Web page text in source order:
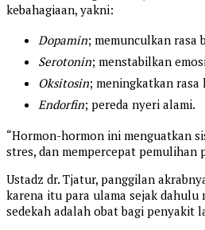
kebahagiaan, yakni:
Dopamin; memunculkan rasa
Serotonin; menstabilkan
Oksitosin; meningkatkan rasa
Endorfin; pereda nyeri alami.
“Hormon-hormon ini menguatkan
stres, dan mempercepat pemulihan
Ustadz dr. Tjatur, panggilan
karena itu para ulama sejak dahulu
sedekah adalah obat bagi penyakit